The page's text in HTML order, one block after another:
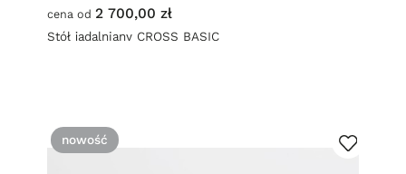
cena od 2 700,00 zł
Stół jadalniany CROSS BASIC
nowość